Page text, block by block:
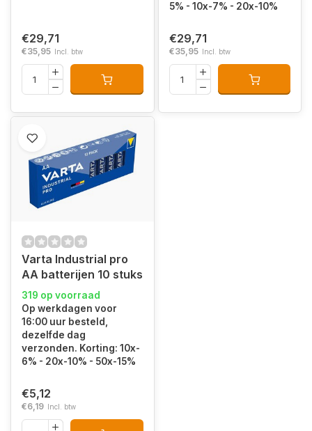
€29,71
€35,95 Incl. btw
5% - 10x-7% - 20x-10%
€29,71
€35,95 Incl. btw
Varta Industrial pro
AA batterijen 10 stuks
319 op voorraad
Op werkdagen voor
16:00 uur besteld,
dezelfde dag
verzonden. Korting: 10x-
6% - 20x-10% - 50x-15%
€5,12
€6,19 Incl. btw